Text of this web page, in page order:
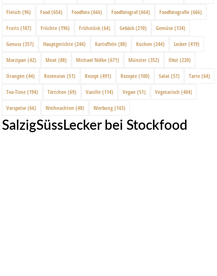
Fleisch (96) Food (654) Foodfoto (666) Foodfotograf(664) Foodfotografie (666)
Fruits (187) Früchte (196) Frühstück (64) Gebäck (210) Gemüse (134)
Genuss (357) Hauptgerichte (244) Kartoffeln (88) Kuchen (244) Lecker (419)
Marzipan (42) Meat (88) Michael Nölke (671) Münster (352) Obst (220)
Orangen (44) Rezension (51) Rezept (491) Rezepte (100) Salat (57) Tarte (64)
Tea-Time (194) Törtchen (69) Vanille (114) Vegan (51) Vegetarisch (404)
Vorspeise (66) Weihnachten (48) Werbung (143)
SalzigSüssLecker bei Stockfood